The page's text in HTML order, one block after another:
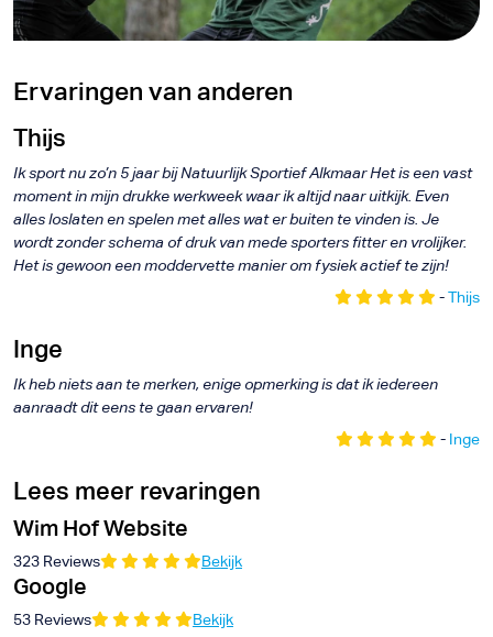
Ervaringen van anderen
Thijs
Ik sport nu zo’n 5 jaar bij Natuurlijk Sportief Alkmaar Het is een vast
moment in mijn drukke werkweek waar ik altijd naar uitkijk. Even
alles loslaten en spelen met alles wat er buiten te vinden is. Je
wordt zonder schema of druk van mede sporters fitter en vrolijker.
Het is gewoon een moddervette manier om fysiek actief te zijn!
-Thijs
Inge
Ik heb niets aan te merken, enige opmerking is dat ik iedereen
aanraadt dit eens te gaan ervaren!
- Inge
Lees meer revaringen
Wim Hof Website
323 Reviews Bekijk
Google
53 Reviews Bekijk